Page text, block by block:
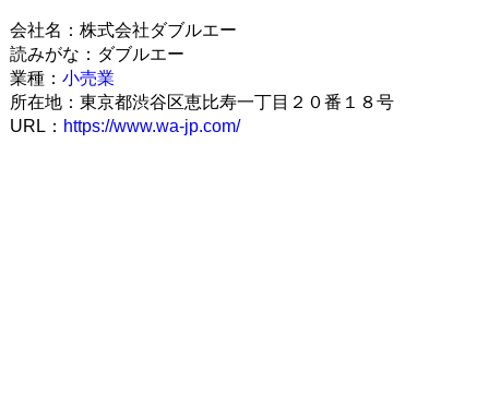
会社名：株式会社ダブルエー
読みがな：ダブルエー
業種： 小売業
所在地：東京都渋谷区恵比寿一丁目２０番１８号
URL： https://www.wa-jp.com/